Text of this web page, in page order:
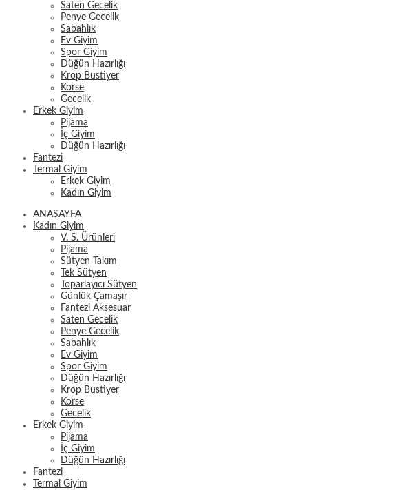
Saten Gecelik
Penye Gecelik
Sabahlık
Ev Giyim
Spor Giyim
Düğün Hazırlığı
Krop Bustiyer
Korse
Gecelik
Erkek Giyim
Pijama
İç Giyim
Düğün Hazırlığı
Fantezi
Termal Giyim
Erkek Giyim
Kadın Giyim
ANASAYFA
Kadın Giyim
V. S. Ürünleri
Pijama
Sütyen Takım
Tek Sütyen
Toparlayıcı Sütyen
Günlük Çamaşır
Fantezi Aksesuar
Saten Gecelik
Penye Gecelik
Sabahlık
Ev Giyim
Spor Giyim
Düğün Hazırlığı
Krop Bustiyer
Korse
Gecelik
Erkek Giyim
Pijama
İç Giyim
Düğün Hazırlığı
Fantezi
Termal Giyim